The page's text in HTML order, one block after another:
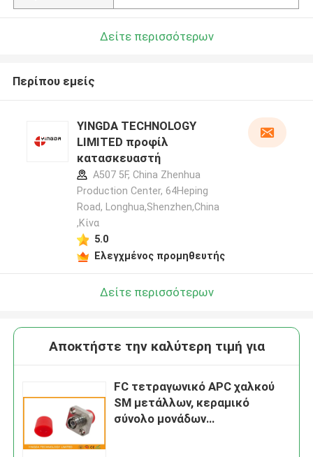
Δείτε περισσότερων
Περίπου εμείς
YINGDA TECHNOLOGY
LIMITED προφίλ
κατασκευαστή
A507 5F, China Zhenhua
Production Center, 64Heping
Road, Longhua,Shenzhen,China
,Κίνα
5.0
Ελεγχμένος προμηθευτής
Δείτε περισσότερων
Αποκτήστε την καλύτερη τιμή για
FC τετραγωνικό APC χαλκού
SM μετάλλων, κεραμικό
σύνολο μονάδων